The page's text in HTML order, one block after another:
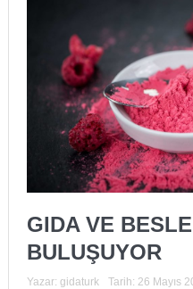
GIDA VE
BULUŞUYOR
Yazar: gidaturk Tarih: 26 Mayıs